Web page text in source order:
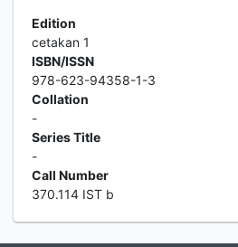
Edition
cetakan 1
ISBN/ISSN
978-623-94358-1-3
Collation
-
Series Title
-
Call Number
370.114 IST b